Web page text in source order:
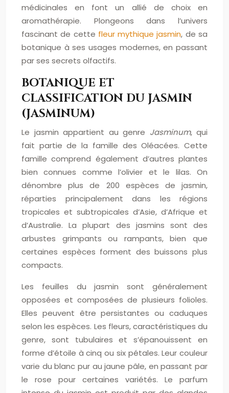
médicinales en font un allié de choix en
aromathérapie. Plongeons dans l’univers
fascinant de cette fleur mythique jasmin, de sa
botanique à ses usages modernes, en passant
par ses secrets olfactifs.
BOTANIQUE ET
CLASSIFICATION DU JASMIN
(JASMINUM)
Le jasmin appartient au genre Jasminum, qui
fait partie de la famille des Oléacées. Cette
famille comprend également d’autres plantes
bien connues comme l’olivier et le lilas. On
dénombre plus de 200 espèces de jasmin,
réparties principalement dans les régions
tropicales et subtropicales d’Asie, d’Afrique et
d’Australie. La plupart des jasmins sont des
arbustes grimpants ou rampants, bien que
certaines espèces forment des buissons plus
compacts.
Les feuilles du jasmin sont généralement
opposées et composées de plusieurs folioles.
Elles peuvent être persistantes ou caduques
selon les espèces. Les fleurs, caractéristiques du
genre, sont tubulaires et s’épanouissent en
forme d’étoile à cinq ou six pétales. Leur couleur
varie du blanc pur au jaune pâle, en passant par
le rose pour certaines variétés. Le parfum